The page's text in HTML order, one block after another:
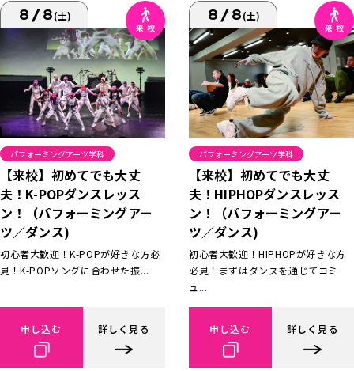
8/8(土)
パフォーミングアーツ学科
【来校】初めてでも大丈
夫！K-POPダンスレッス
ン！（パフォーミングアー
ツ／ダンス)
初心者大歓迎！K-POPが好きな方必
見！K-POPソングに合わせた振...
申し込む 詳しく見る
8/8(土)
パフォーミングアーツ学科
【来校】初めてでも大丈
夫！HIPHOPダンスレッス
ン！（パフォーミングアー
ツ／ダンス)
初心者大歓迎！HIPHOPが好きな方
必見！まずはダンスを通じてコミ
ュ...
申し込む 詳しく見る